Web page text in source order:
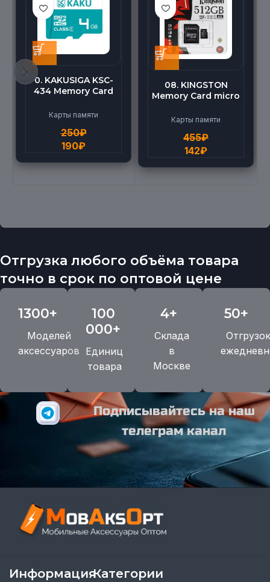
0. KAKUSIGA KSC-
434 Memory Card
High Speed (4G)
Карты памяти
250₽
190₽
08. KINGSTON
Memory Card micro
Карты памяти
455₽
142₽
Отгрузка любого объёма товара
точно в срок по оптовой цене
1300+
Моделей
аксессуаров
100
000+
Единиц
товара
4+
Склада
в
Москве
50+
Отгрузок
Подписывайтесь на наш
телеграм канал
ИнформацияКатегории